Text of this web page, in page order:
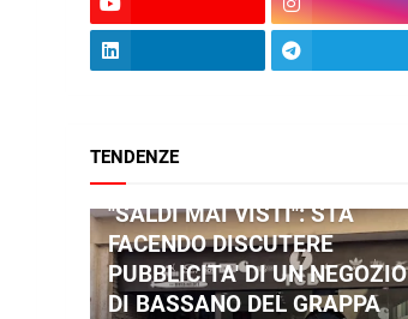
TENDENZE
"SALDI MAI VISTI": STA
FACENDO DISCUTERE
PUBBLICITA' DI UN NEGOZIO
DI BASSANO DEL GRAPPA